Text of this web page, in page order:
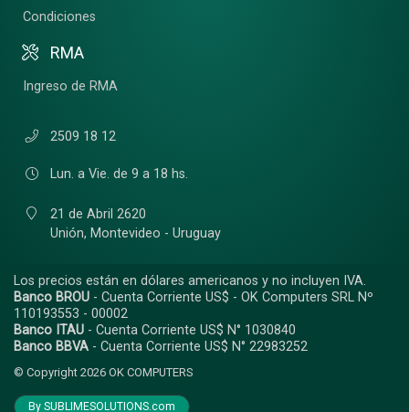
Condiciones
RMA
Ingreso de RMA
2509 18 12
Lun. a Vie. de 9 a 18 hs.
21 de Abril 2620
Unión, Montevideo - Uruguay
Los precios están en dólares americanos y no incluyen IVA.
Banco BROU - Cuenta Corriente US$ - OK Computers SRL Nº
110193553 - 00002
Banco ITAU - Cuenta Corriente US$ N° 1030840
Banco BBVA - Cuenta Corriente US$ N° 22983252
© Copyright 2026 OK COMPUTERS
By SUBLIMESOLUTIONS.com